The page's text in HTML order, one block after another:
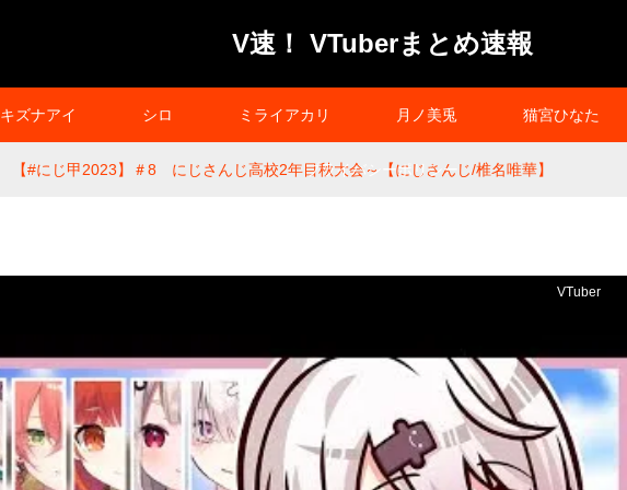
V速！ VTuberまとめ速報
キズナアイ シロ ミライアカリ 月ノ美兎 猫宮ひなた
プライバシーポリシー
【#にじ甲2023】＃8 にじさんじ高校2年目秋大会～【にじさんじ/椎名唯華】
VTuber